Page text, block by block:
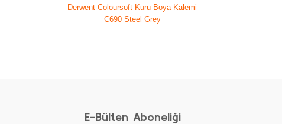
Derwent Coloursoft Kuru Boya Kalemi
C690 Steel Grey
E-Bülten Aboneliği